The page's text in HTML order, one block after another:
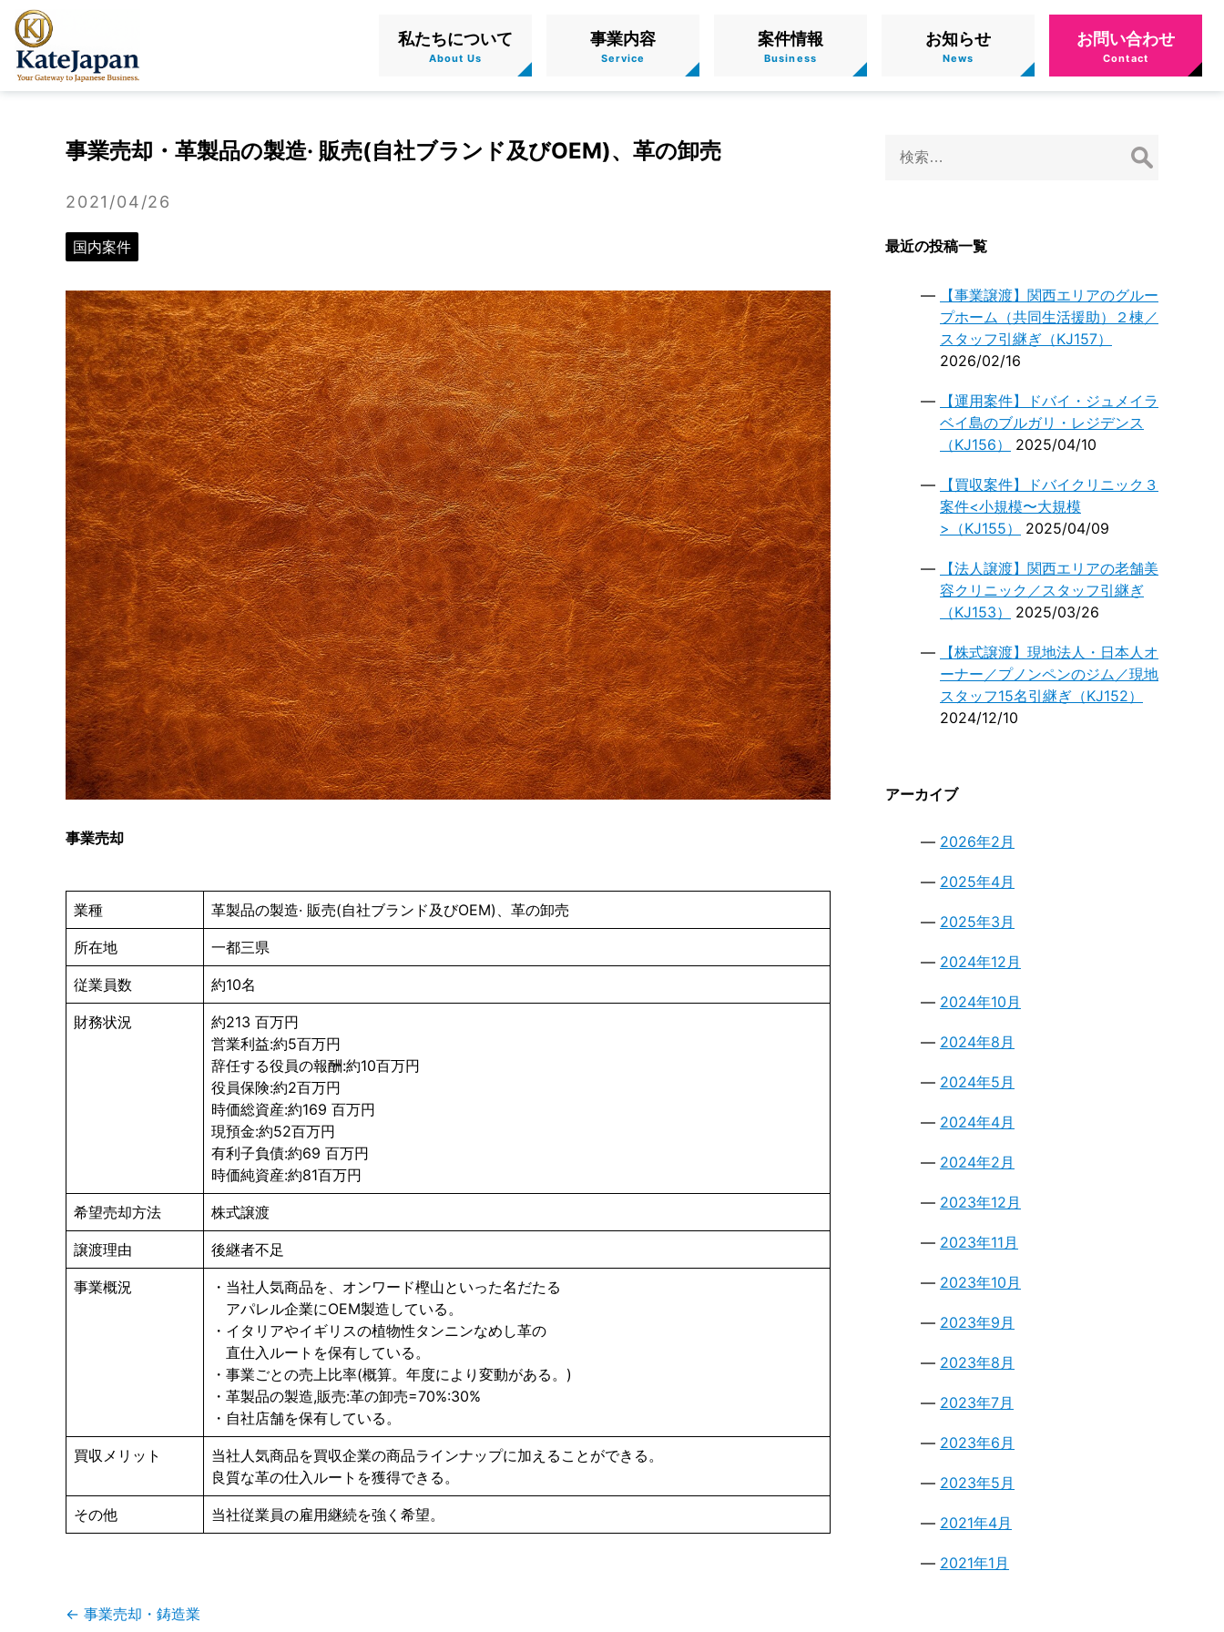
KateJapan
LLC
私たちについて 事業内容 案件情報 お知らせ お問い合わせ
事業売却・⾰製品の製造· 販売(⾃社ブランド及びOEM)、⾰の卸売
2021/04/26
国内案件
事業売却
業種 ⾰製品の製造· 販売(⾃社ブランド及びOEM)、⾰の卸売
所在地 ⼀都三県
従業員数 約10名
財務状況
約213 百万円
営業利益:約5百万円
辞任する役員の報酬:約10百万円
役員保険:約2百万円
時価総資産:約169 百万円
現預⾦:約52百万円
有利⼦負債:約69 百万円
時価純資産:約81百万円
希望売却方法 株式譲渡
譲渡理由 後継者不足
事業概況
・当社⼈気商品を、オンワード樫⼭といった名だたる
アパレル企業にOEM製造している。
・イタリアやイギリスの植物性タンニンなめし⾰の
直仕⼊ルートを保有している。
・事業ごとの売上⽐率(概算。年度により変動がある。)
・⾰製品の製造,販売:⾰の卸売=70%:30%
・⾃社店舗を保有している。
買収メリット
当社⼈気商品を買収企業の商品ラインナップに加えることができる。
良質な⾰の仕⼊ルートを獲得できる。
その他 当社従業員の雇⽤継続を強く希望。
稿
← 事業売却・鋳造業
索:
最近の投稿一覧
【事業譲渡】関西エリアのグルー
プホーム（共同生活援助）２棟／
スタッフ引継ぎ（KJ157）
2026/02/16
【運用案件】ドバイ・ジュメイラ
ベイ島のブルガリ・レジデンス
（KJ156）
2025/04/10
【買収案件】ドバイクリニック３
案件<小規模〜大規模
>（KJ155）
2025/04/09
【法人譲渡】関西エリアの老舗美
容クリニック／スタッフ引継ぎ
（KJ153）
2025/03/26
【株式譲渡】現地法人・日本人オ
ーナー／プノンペンのジム／現地
スタッフ15名引継ぎ（KJ152）
2024/12/10
アーカイブ
2026年2月
2025年4月
2025年3月
2024年12月
2024年10月
2024年8月
2024年5月
2024年4月
2024年2月
2023年12月
2023年11月
2023年10月
2023年9月
2023年8月
2023年7月
2023年6月
2023年5月
2021年4月
2021年1月